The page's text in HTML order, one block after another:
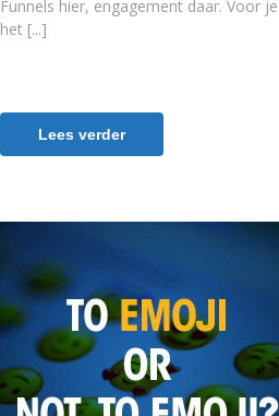
Funnels hier, engagement daar. Voor je
het
Lees verder